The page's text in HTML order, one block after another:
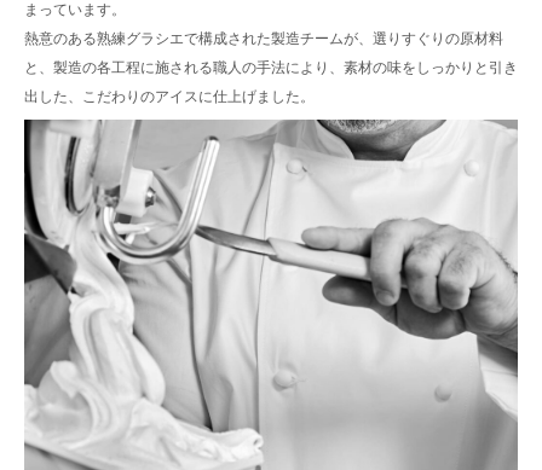
まっています。
熱意のある熟練グラシエで構成された製造チームが、選りすぐりの原材料
と、製造の各工程に施される職人の手法により、素材の味をしっかりと引き
出した、こだわりのアイスに仕上げました。